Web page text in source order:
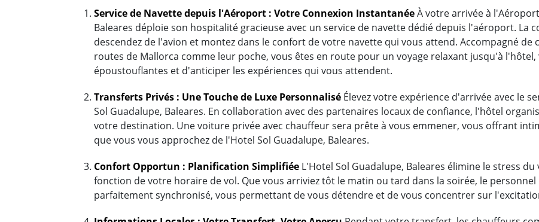
Service de Navette depuis l'Aéroport : Votre Connexion InstantanéeÀ votre arrivée à
Baleares déploie son hospitalité gracieuse avec un service de navette dédié depuis l'aéroport. La
descendez de l'avion et montez dans le confort de votre navette qui vous attend. Accompagné
routes de Mallorca comme leur poche, vous êtes en route pour un voyage relaxant jusqu'à
époustouflantes et d'anticiper les expériences qui vous attendent.
Transferts Privés : Une Touche de Luxe Personnalisé Élevez votre expérience d'arrivée avec le
Sol Guadalupe, Baleares. En collaboration avec des partenaires locaux de confiance, l'hôtel
votre destination. Une voiture privée avec chauffeur sera prête à vous emmener, vous offrant
que vous vous approchez de l'Hotel Sol Guadalupe, Baleares.
Confort Opportun : Planification Simplifiée L'Hotel Sol Guadalupe, Baleares élimine le stress
fonction de votre horaire de vol. Que vous arriviez tôt le matin ou tard dans la soirée, le
parfaitement synchronisé, vous permettant de vous détendre et de vous concentrer sur